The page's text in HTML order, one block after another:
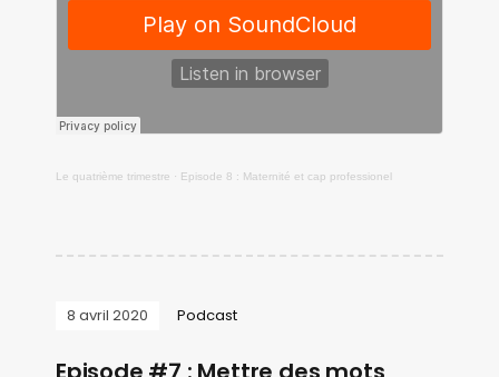
Le quatrième trimestre · Episode 8 : Maternité et cap professionel
8 avril 2020 Podcast